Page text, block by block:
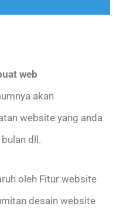
web
akan
website yang anda
dll.
oleh Fitur website
desain website